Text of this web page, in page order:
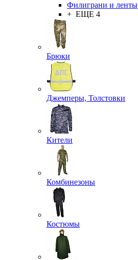
Филиграни и ленты
+ ЕЩЕ 4
Брюки
Джемперы, Толстовки
Кители
Комбинезоны
Костюмы